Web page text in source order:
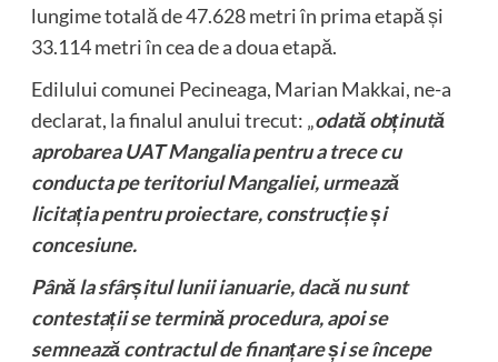
lungime totală de 47.628 metri în prima etapă și
33.114 metri în cea de a doua etapă.
Edilului comunei Pecineaga, Marian Makkai, ne-a
declarat, la finalul anului trecut: „odată obținută
aprobarea UAT Mangalia pentru a trece cu
conducta pe teritoriul Mangaliei, urmează
licitația pentru proiectare, construcție și
concesiune.
Până la sfârșitul lunii ianuarie, dacă nu sunt
contestații se termină procedura, apoi se
semnează contractul de finanțare și se începe